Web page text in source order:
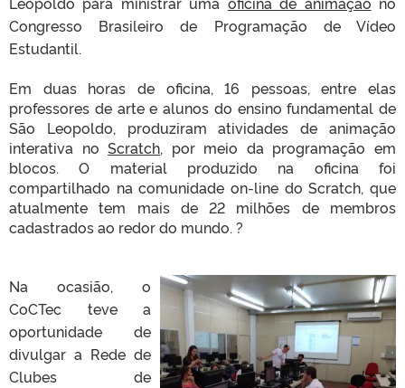
Congresso Brasileiro de Programação de Vídeo
Estudantil.
Em duas horas de oficina, 16 pessoas, entre elas
professores de arte e alunos do ensino fundamental de
São Leopoldo, produziram atividades de animação
interativa noScratch, por meio da programação em
blocos. O material produzido na oficina foi
compartilhado na comunidade on-line do Scratch, que
atualmente tem mais de 22 milhões de membros
cadastrados ao redor do mundo. ?
Na ocasião, o
CoCTec teve a
oportunidade de
divulgar a Rede de
Clubes de